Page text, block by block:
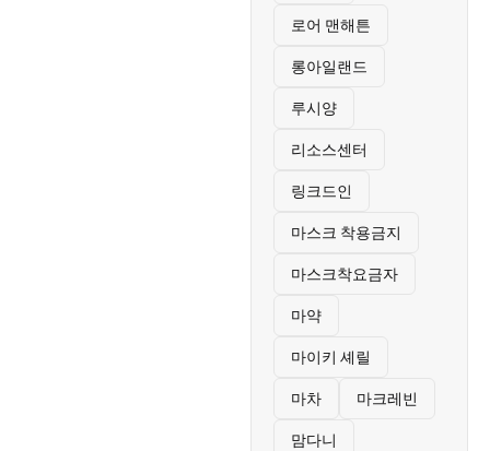
로어 맨해튼
롱아일랜드
루시양
리소스센터
링크드인
마스크 착용금지
마스크착요금자
마약
마이키 셰릴
마차 마크레빈
맘다니